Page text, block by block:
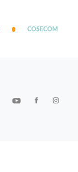
COSECOM